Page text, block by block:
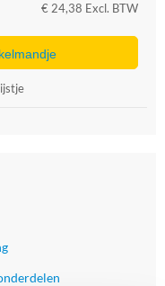
€ 24,38 Excl. BTW